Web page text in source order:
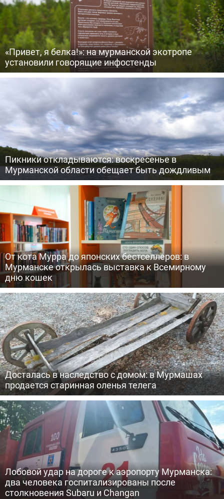
«Привет, я белка!»: на мурманской экотропе
установили говорящие инфостенды
Пикники откладываются: воскресенье в
Мурманской области обещает быть дождливым
От кота Мурра до японских бестселлеров: в
Мурманске открылась выставка к Всемирному
дню кошек
Досталась в наследство с домом: в Мурмашах
продается старинная оленья телега
Лобовой удар на дороге к аэропорту Мурманска:
два человека госпитализированы после
столкновения Subaru и Changan